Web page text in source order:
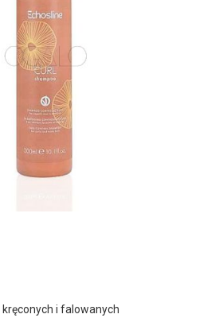
i falowanych